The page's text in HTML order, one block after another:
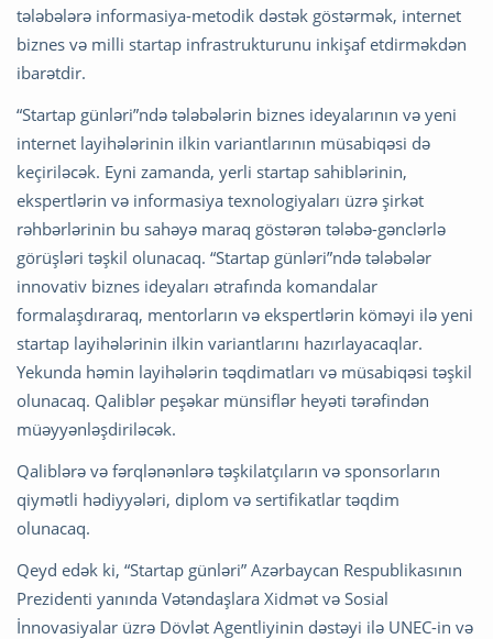
tələbələrə informasiya-metodik dəstək göstərmək, internet
biznes və milli startap infrastrukturunu inkişaf etdirməkdən
ibarətdir.
“Startap günləri”ndə tələbələrin biznes ideyalarının və yeni
internet layihələrinin ilkin variantlarının müsabiqəsi də
keçiriləcək. Eyni zamanda, yerli startap sahiblərinin,
ekspertlərin və informasiya texnologiyaları üzrə şirkət
rəhbərlərinin bu sahəyə maraq göstərən tələbə-gənclərlə
görüşləri təşkil olunacaq. “Startap günləri”ndə tələbələr
innovativ biznes ideyaları ətrafında komandalar
formalaşdıraraq, mentorların və ekspertlərin köməyi ilə yeni
startap layihələrinin ilkin variantlarını hazırlayacaqlar.
Yekunda həmin layihələrin təqdimatları və müsabiqəsi təşkil
olunacaq. Qaliblər peşəkar münsiflər heyəti tərəfindən
müəyyənləşdiriləcək.
Qaliblərə və fərqlənənlərə təşkilatçıların və sponsorların
qiymətli hədiyyələri, diplom və sertifikatlar təqdim
olunacaq.
Qeyd edək ki, “Startap günləri” Azərbaycan Respublikasının
Prezidenti yanında Vətəndaşlara Xidmət və Sosial
İnnovasiyalar üzrə Dövlət Agentliyinin dəstəyi ilə UNEC-in və